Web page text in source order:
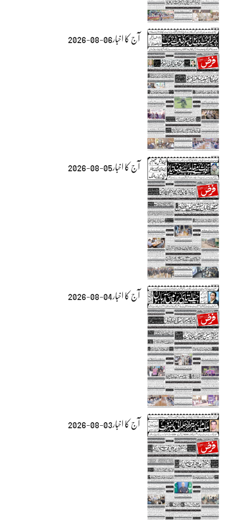
آج کا اخبار06-08-2026
آج کا اخبار05-08-2026
آج کا اخبار04-08-2026
آج کا اخبار03-08-2026